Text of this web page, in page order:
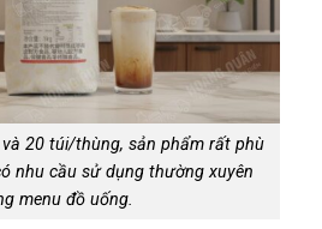
20 túi/thùng, sản phẩm rất phù
nhu cầu sử dụng thường xuyên
menu đồ uống.